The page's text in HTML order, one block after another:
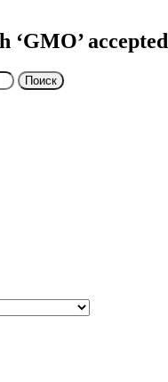
‘GMO’ accepted